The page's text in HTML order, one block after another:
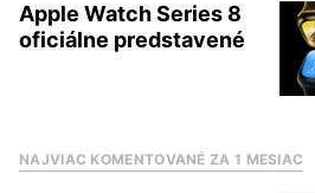
Apple Watch Series 8
oficiálne predstavené
NAJVIAC KOMENTOVANÉ ZA 1 MESIAC